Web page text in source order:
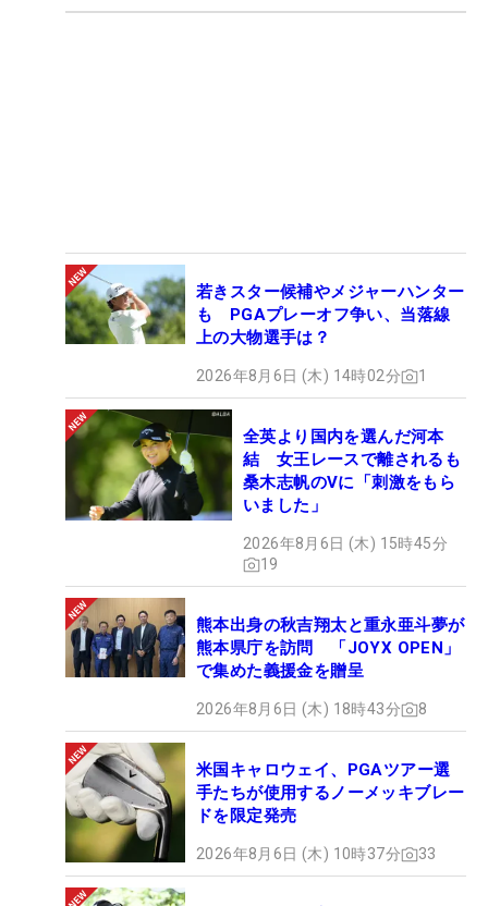
若きスター候補やメジャーハンター
も PGAプレーオフ争い、当落線
上の大物選手は？
2026年8月6日 (木) 14時02分 1
全英より国内を選んだ河本
結 女王レースで離されるも
桑木志帆のVに「刺激をもら
いました」
2026年8月6日 (木) 15時45分
19
熊本出身の秋吉翔太と重永亜斗夢が
熊本県庁を訪問 「JOYX OPEN」
で集めた義援金を贈呈
2026年8月6日 (木) 18時43分 8
米国キャロウェイ、PGAツアー選
手たちが使用するノーメッキブレー
ドを限定発売
2026年8月6日 (木) 10時37分 33